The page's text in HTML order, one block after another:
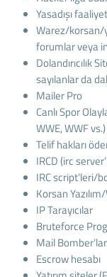
Yasadışı
Warez/korsan/
forumlar veya
Dolandırıcılık
sayılanlar da
Mailer Pro
Canlı Spor
WWE, WWF
Telif hakları
IRCD (irc
IRC script’leri/
Korsan
IP Tarayıcılar
Bruteforce
Mail
Escrow hesabı